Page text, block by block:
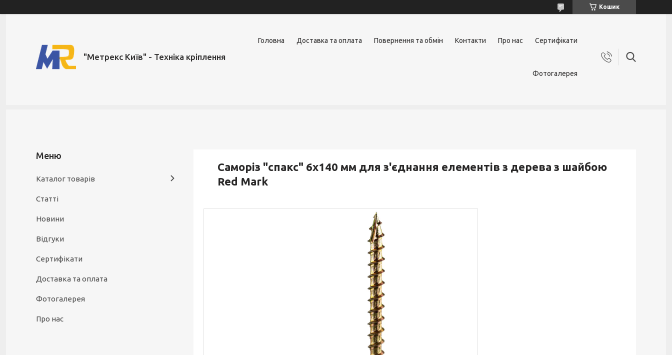
Кошик
"Метрекс Київ" - Техніка кріплення
Головна Доставка та оплата Повернення та обмін Контакти Про нас Сертифікати
Фотогалерея
Саморіз "спакс" 6х140 мм для з'єднання елементів з дерева з шайбою
Red Mark
Каталог товарів
Статті
Новини
Відгуки
Сертифікати
Доставка та оплата
Фотогалерея
Про нас